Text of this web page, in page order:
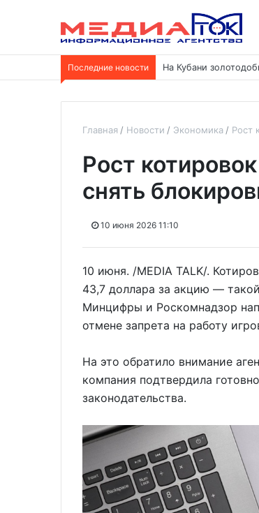
Последние новости На Кубани
Главная Новости Экономика Рост
Рост
снять
10 июня 2026 11:10
10 июня. /MEDIA TALK/.
43,7 доллара за акцию —
Минцифры и Роскомнадзор
отмене запрета на работу
На это обратило внимание
компания подтвердила
законодательства.